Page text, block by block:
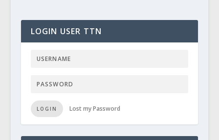
LOGIN USER TTN
LOGIN Lost my Password